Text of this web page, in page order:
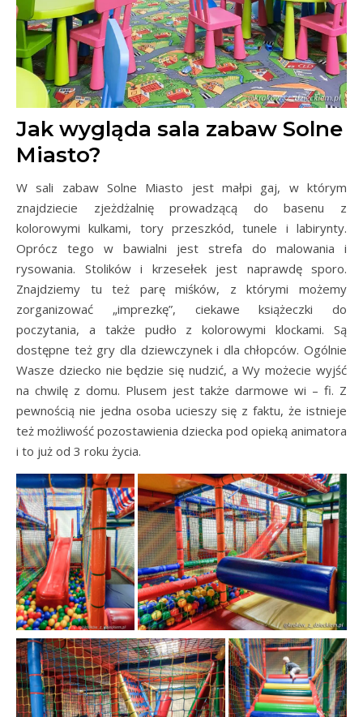
Jak wygląda sala zabaw Solne
Miasto?
W sali zabaw Solne Miasto jest małpi gaj, w którym
znajdziecie zjeżdżalnię prowadzącą do basenu z
kolorowymi kulkami, tory przeszkód, tunele i labirynty.
Oprócz tego w bawialni jest strefa do malowania i
rysowania. Stolików i krzesełek jest naprawdę sporo.
Znajdziemy tu też parę miśków, z którymi możemy
zorganizować „imprezkę”, ciekawe książeczki do
poczytania, a także pudło z kolorowymi klockami. Są
dostępne też gry dla dziewczynek i dla chłopców. Ogólnie
Wasze dziecko nie będzie się nudzić, a Wy możecie wyjść
na chwilę z domu. Plusem jest także darmowe wi – fi. Z
pewnością nie jedna osoba ucieszy się z faktu, że istnieje
też możliwość pozostawienia dziecka pod opieką animatora
i to już od 3 roku życia.